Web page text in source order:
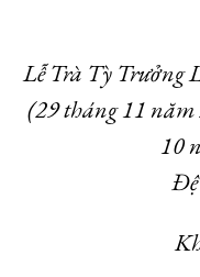
Lễ Trà Tỳ Trưởng
(29 tháng 11
10